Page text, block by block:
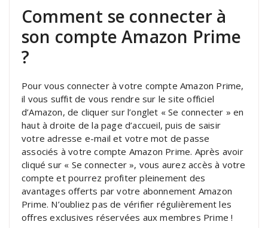
Comment se connecter à
son compte Amazon Prime
?
Pour vous connecter à votre compte Amazon Prime,
il vous suffit de vous rendre sur le site officiel
d’Amazon, de cliquer sur l’onglet « Se connecter » en
haut à droite de la page d’accueil, puis de saisir
votre adresse e-mail et votre mot de passe
associés à votre compte Amazon Prime. Après avoir
cliqué sur « Se connecter », vous aurez accès à votre
compte et pourrez profiter pleinement des
avantages offerts par votre abonnement Amazon
Prime. N’oubliez pas de vérifier régulièrement les
offres exclusives réservées aux membres Prime !